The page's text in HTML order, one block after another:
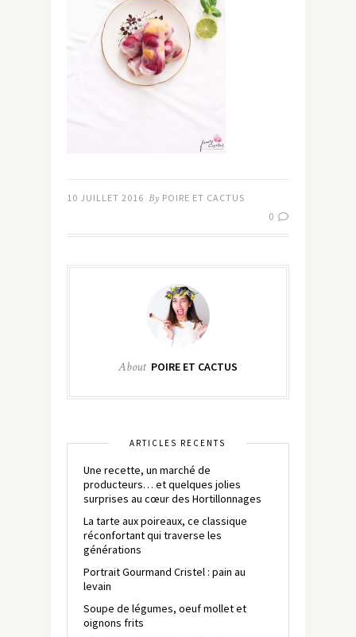
10 JUILLET 2016 By POIRE ET CACTUS
0
About POIRE ET CACTUS
ARTICLES RÉCENTS
Une recette, un marché de
producteurs… et quelques jolies
surprises au cœur des Hortillonnages
La tarte aux poireaux, ce classique
réconfortant qui traverse les
générations
Portrait Gourmand Cristel : pain au
levain
Soupe de légumes, oeuf mollet et
oignons frits